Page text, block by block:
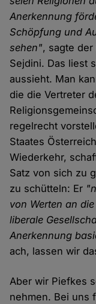
Anerkennung
Schöpfung und
sehen", sagte
Sejdini. Das liest
aussieht. Man
die die Vertreter
regelrecht
Staates
Wiederkehr,
Satz von sich zu
zu schütteln: Er
von Werten an
liberale
Anerkennung
ach, lassen wir
Aber wir Piefkes
nehmen. Bei uns